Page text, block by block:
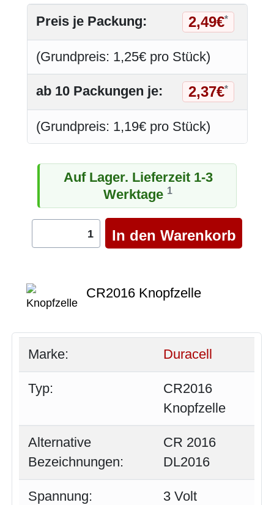
Preis je Packung: 2,49€*
(Grundpreis: 1,25€ pro Stück)
ab 10 Packungen je: 2,37€*
(Grundpreis: 1,19€ pro Stück)
Auf Lager. Lieferzeit 1-3
Werktage 1
CR2016 Knopfzelle
Marke: Duracell
Typ:
CR2016
Knopfzelle
Alternative
Bezeichnungen:
CR 2016
DL2016
Spannung: 3 Volt